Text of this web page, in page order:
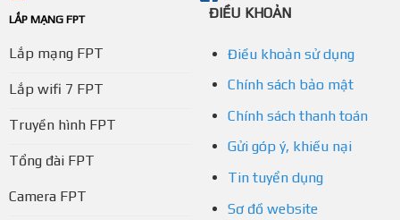
LẮP MẠNG FPT
Lắp mạng FPT
Lắp wifi 7 FPT
Truyền hình FPT
Tổng đài FPT
Camera FPT
ĐIỀU KHOẢN
Điều khoản sử dụng
Chính sách bảo mật
Chính sách thanh toán
Gửi góp ý, khiếu nại
Tin tuyển dụng
Sơ đồ website